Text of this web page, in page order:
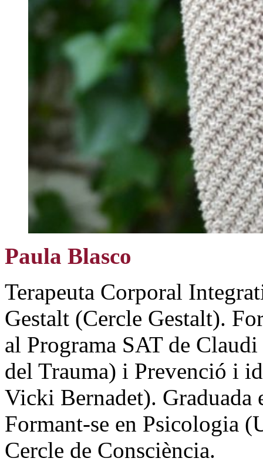
Paula Blasco
Terapeuta Corporal
Gestalt (Cercle Gestalt).
al Programa SAT de
del Trauma) i Prevenció i
Vicki Bernadet). Graduada
Formant-se en Psicologia
Cercle de Consciència.